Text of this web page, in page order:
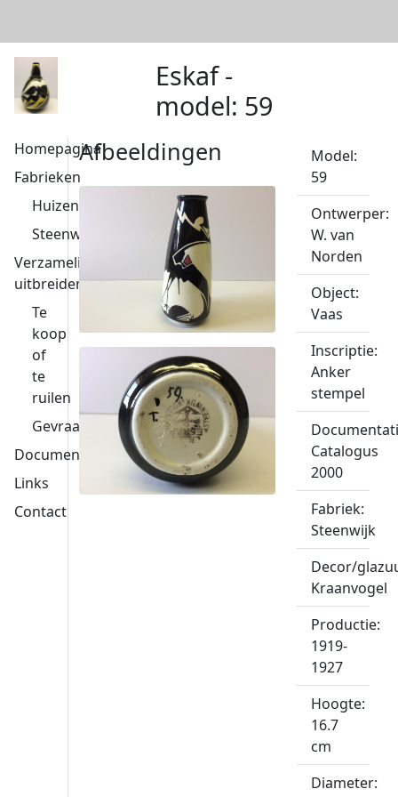
Eskaf -
model: 59
Homepagina
Fabrieken
Huizen
Steenwijk
Verzameling
uitbreiden
Te
koop
of
te
ruilen
Gevraagd
Documentatie
Links
Contact
Afbeeldingen
Model:
59
Ontwerper:
W. van
Norden
Object:
Vaas
Inscriptie:
Anker
stempel
Catalogus
2000
Fabriek:
Steenwijk
Decor/
Kraanvogel
Productie:
1919-
1927
Hoogte:
16.7
cm
Diameter: